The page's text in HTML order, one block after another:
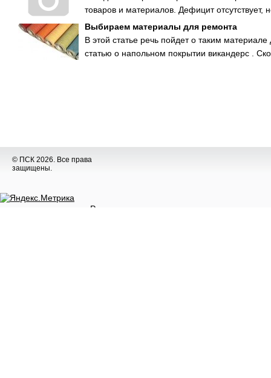
товаров и материалов. Дефицит отсутствует,
Выбираем материалы для ремонта
В этой статье речь пойдет о таким
статью о напольном покрытии викандерс .
© ПСК 2026. Все права
защищены.
Разное